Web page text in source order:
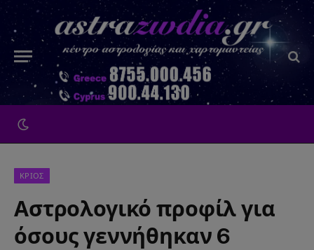
ΚΡΙΟΣ
Αστρολογικό προφίλ για
όσους γεννήθηκαν 6